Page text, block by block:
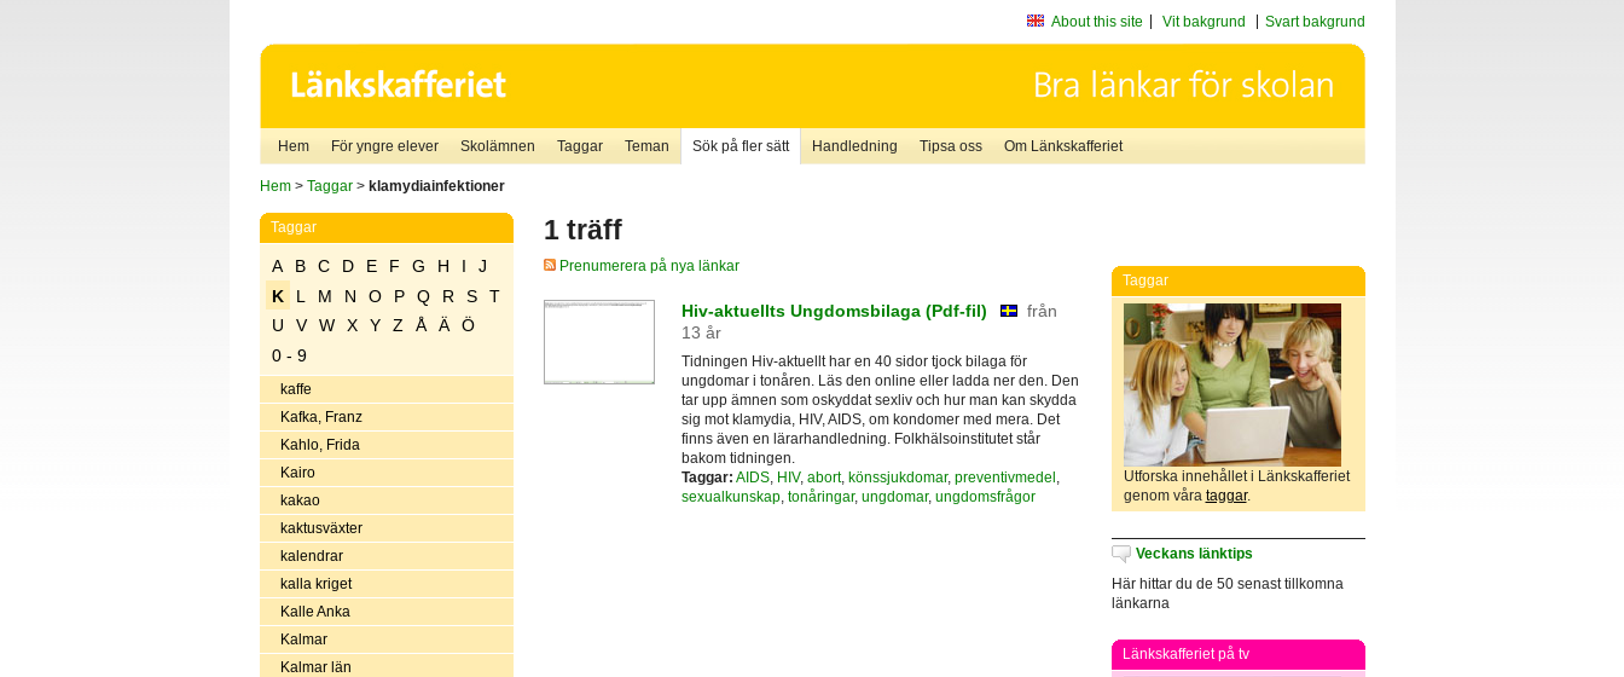
About this site Vit bakgrund Svart bakgrund
Hem För yngre elever Skolämnen Taggar Teman Sök på fler sätt Handledning Tipsa oss Om Länkskafferiet
Hem> Taggar> klamydiainfektioner
Taggar
A B C D E F G H I
J
K
L M N O P Q R S
T
U
V W X Y Z Å Ä
Ö
0 - 9
kaffe
Kafka, Franz
Kahlo, Frida
Kairo
kakao
kaktusväxter
kalendrar
kalla kriget
Kalle Anka
Kalmar
Kalmar län
1 träff
Prenumerera på nya länkar
Hiv-aktuellts Ungdomsbilaga (Pdf-fil)
från
13 år
Tidningen Hiv-aktuellt har en 40 sidor tjock bilaga för
ungdomar i tonåren. Läs den online eller ladda ner den. Den
tar upp ämnen som oskyddat sexliv och hur man kan skydda
sig mot klamydia, HIV, AIDS, om kondomer med mera. Det
finns även en lärarhandledning. Folkhälsoinstitutet står
bakom tidningen.
Taggar: AIDS, HIV, abort, könssjukdomar, preventivmedel
sexualkunskap, tonåringar, ungdomar, ungdomsfrågor
Taggar
Utforska innehållet i Länkskafferiet
genom våra taggar.
Veckans länktips
Här hittar du de 50 senast tillkomna
länkarna
Länkskafferiet på tv